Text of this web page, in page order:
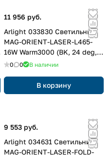
11 956 руб.
Arlight 033830 Светильник
MAG-ORIENT-LASER-L465-
16W Warm3000 (BK, 24 deg,
48V, DALI) (Arlight, IP20
0 0 В наличии
В корзину
9 553 руб.
Arlight 034631 Светильник
MAG-ORIENT-LASER-FOLD-